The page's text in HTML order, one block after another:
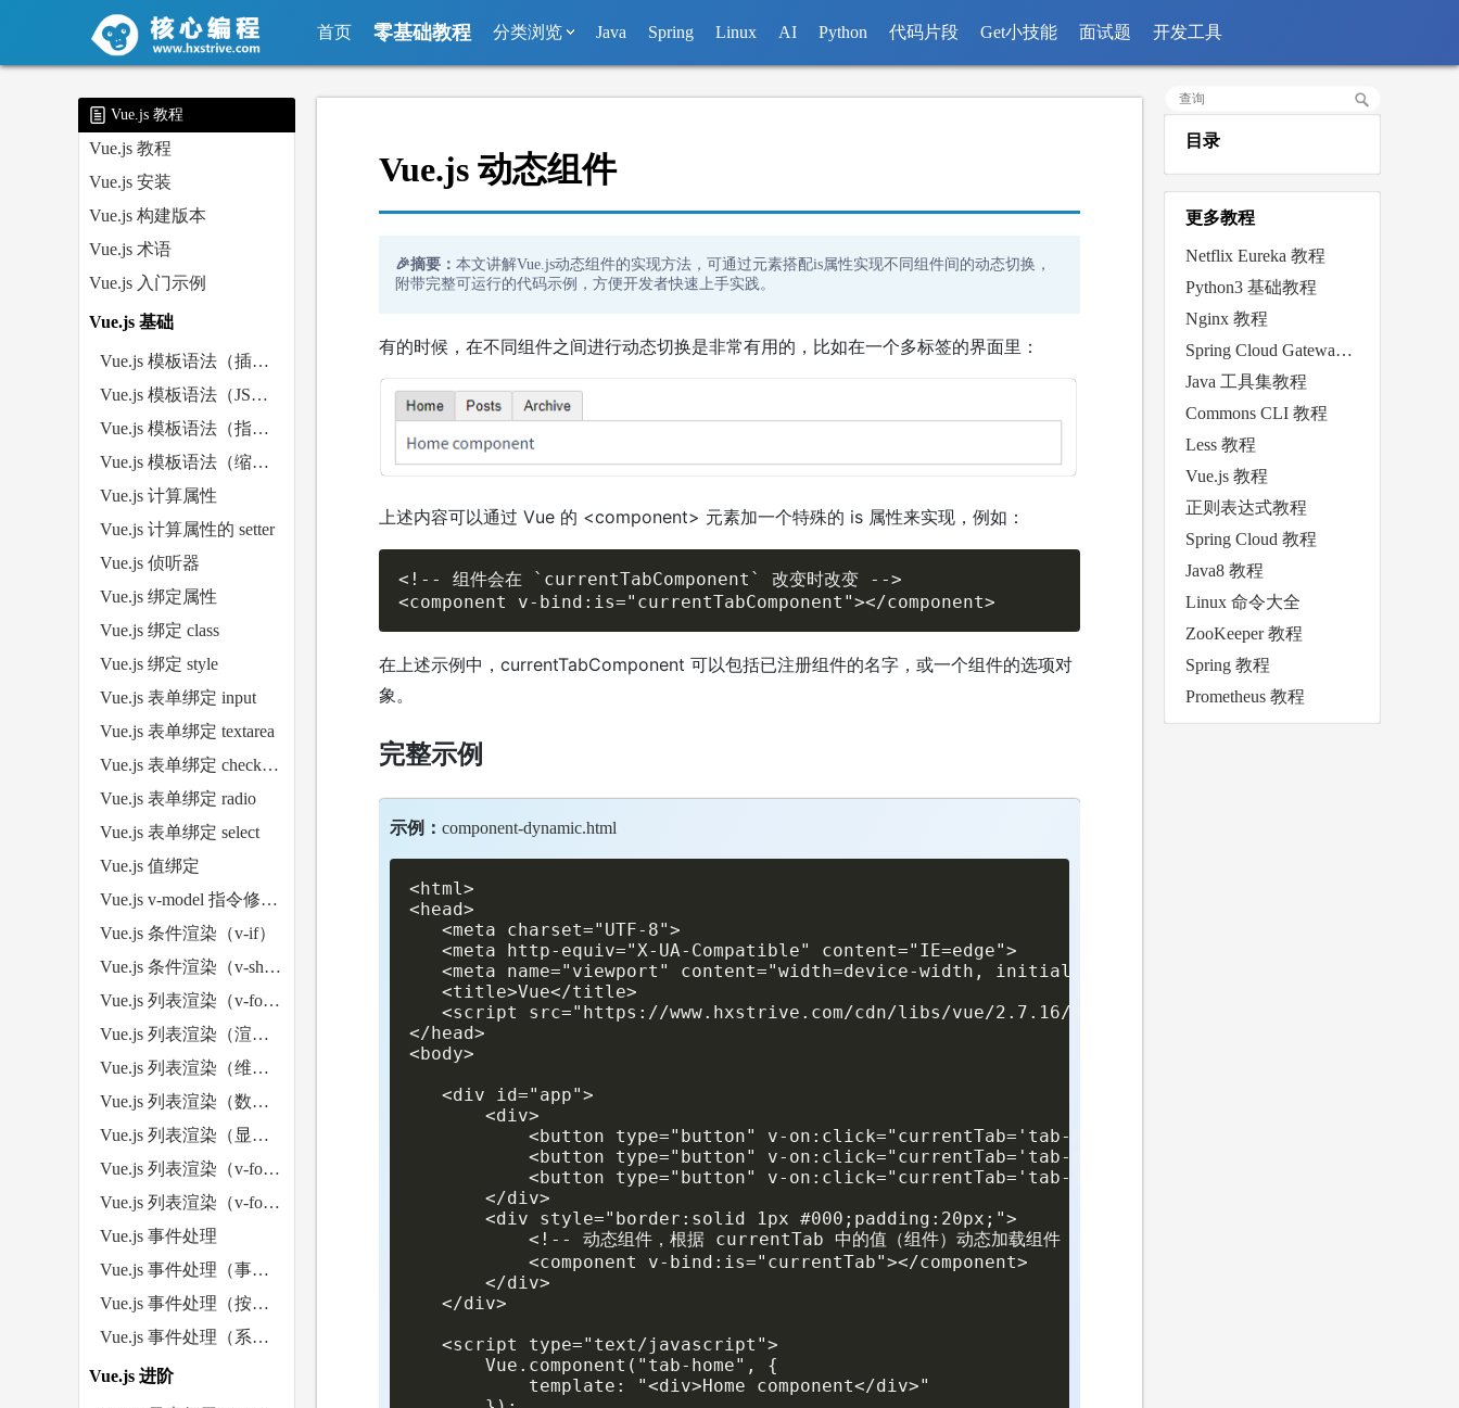
首页 零基础教程 分类浏览 Java Spring Linux AI Python 代码片段 Get小技能 面试题 开发工具
Vue.js 教程
Vue.js 教程
Vue.js 安装
Vue.js 构建版本
Vue.js 术语
Vue.js 入门示例
Vue.js 基础
Vue.js 模板语法（插值）
Vue.js 模板语法（JS表达式）
Vue.js 模板语法（指令）
Vue.js 模板语法（缩写）
Vue.js 计算属性
Vue.js 计算属性的 setter
Vue.js 侦听器
Vue.js 绑定属性
Vue.js 绑定 class
Vue.js 绑定 style
Vue.js 表单绑定 input
Vue.js 表单绑定 textarea
Vue.js 表单绑定 checkbox
Vue.js 表单绑定 radio
Vue.js 表单绑定 select
Vue.js 值绑定
Vue.js v-model 指令修饰符
Vue.js 条件渲染（v-if）
Vue.js 条件渲染（v-show）
Vue.js 列表渲染（v-for）
Vue.js 列表渲染（渲染对象）
Vue.js 列表渲染（维护状态）
Vue.js 列表渲染（数组更新检测）
Vue.js 列表渲染（显示过滤/排序后的结果）
Vue.js 列表渲染（v-for 与 <template>）
Vue.js 列表渲染（v-for 与 v-if）
Vue.js 事件处理
Vue.js 事件处理（事件修饰符）
Vue.js 事件处理（按键修饰符）
Vue.js 事件处理（系统修饰键）
Vue.js 进阶
Vue.js 动态组件
🎉摘要： 本文讲解Vue.js动态组件的实现方法，可通过元素搭配is属性实现不同组件间的动态切换，
附带完整可运行的代码示例，方便开发者快速上手实践。
有的时候，在不同组件之间进行动态切换是非常有用的，比如在一个多标签的界面里：
上述内容可以通过 Vue 的 <component> 元素加一个特殊的 is 属性来实现，例如：
<!-- 组件会在 `currentTabComponent` 改变时改变 -->
<component v-bind:is="currentTabComponent"></component>
在上述示例中，currentTabComponent 可以包括已注册组件的名字，或一个组件的选项对
象。
完整示例
示例： component-dynamic.html
<html>
<head>
<meta charset="UTF-8">
<meta http-equiv="X-UA-Compatible" content="IE=edge">
<meta name="viewport" content="width=device-width, initial-scale=1.0">
<title>Vue</title>
<script src="https://www.hxstrive.com/cdn/libs/vue/2.7.16/vue.min.js"></script>
</head>
<body>
<div id="app">
<div>
<button type="button" v-on:click="currentTab='tab-home'">Home</button>
<button type="button" v-on:click="currentTab='tab-posts'">Posts</button>
<button type="button" v-on:click="currentTab='tab-archive'">Archive</button>
</div>
<div style="border:solid 1px #000;padding:20px;">
<!-- 动态组件，根据 currentTab 中的值（组件）动态加载组件 -->
<component v-bind:is="currentTab"></component>
</div>
</div>
<script type="text/javascript">
Vue.component("tab-home", {
template: "<div>Home component</div>"
目录
更多教程
Netflix Eureka 教程
Python3 基础教程
Nginx 教程
Spring Cloud Gateway 教程
Java 工具集教程
Commons CLI 教程
Less 教程
Vue.js 教程
正则表达式教程
Spring Cloud 教程
Java8 教程
Linux 命令大全
ZooKeeper 教程
Spring 教程
Prometheus 教程